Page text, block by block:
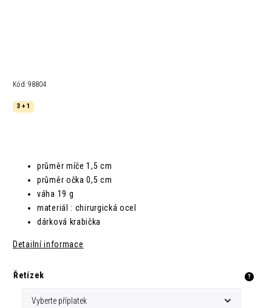
Kód: 98804
3 + 1
průměr míče 1,5 cm
průměr očka 0,5 cm
váha 19 g
materiál : chirurgická ocel
dárková krabička
Detailní informace
Řetízek ?